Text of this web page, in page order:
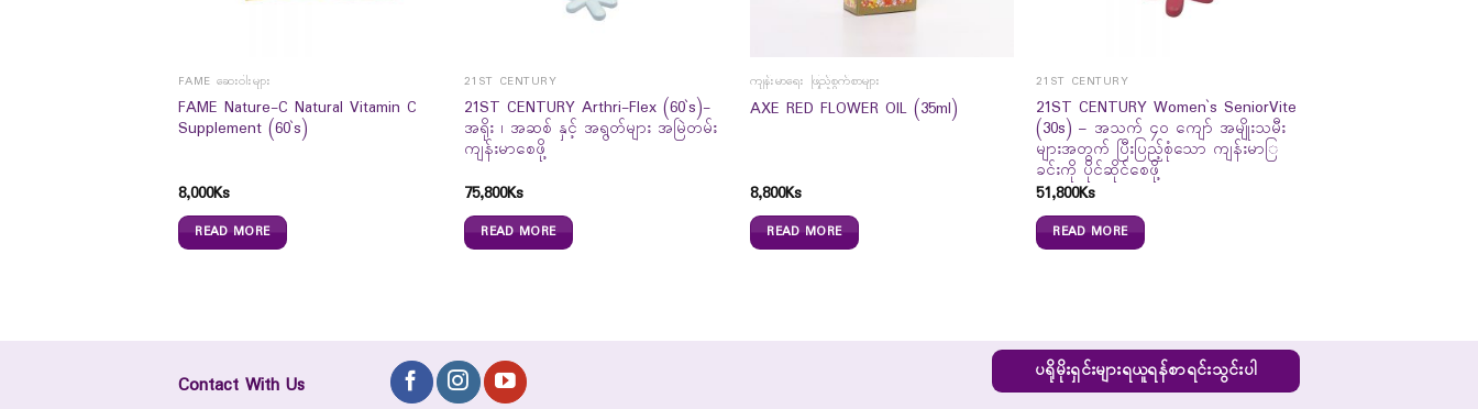
FAME ဆေးဝါးများ
FAME Nature-C Natural Vitamin C
Supplement (60`s)
8,000Ks
READ MORE
21ST CENTURY
21ST CENTURY Arthri-Flex (60`s)-
အရိုး ၊ အဆစ် နှင့် အရွတ်များ အမြဲတမ်း
ကျန်းမာစေဖို့
75,800Ks
READ MORE
ကျန်းမာရေး ဖြည့်စွက်စာများ
AXE RED FLOWER OIL (35ml)
8,800Ks
READ MORE
21ST CENTURY
21ST CENTURY Women`s SeniorVite
(30s) – အသက် ၄၀ ကျော် အမျိုးသမီး
များအတွက် ပြီးပြည့်စုံသော ကျန်းမာြ
ခင်းကို ပိုင်ဆိုင်စေဖို့
51,800Ks
READ MORE
Contact With Us
ပရိုမိုးရှင်းများရယူရန်စာရင်းသွင်းပါ